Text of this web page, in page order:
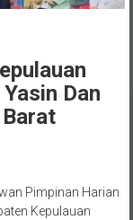
Dan
Pimpinan Harian
Kepulauan